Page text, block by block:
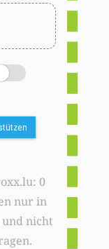
0
nur in
nicht